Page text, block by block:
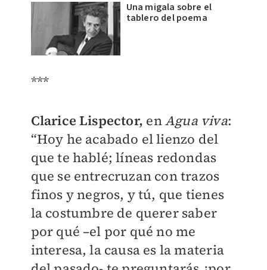
Una migala sobre el
tablero del poema
***
Clarice Lispector, enAgua viva:
“Hoy he acabado el lienzo del
que te hablé; líneas redondas
que se entrecruzan con trazos
finos y negros, y tú, que tienes
la costumbre de querer saber
por qué –el por qué no me
interesa, la causa es la materia